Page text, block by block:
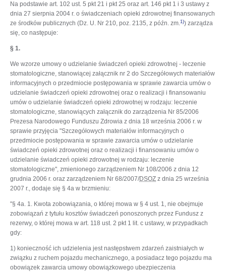
Na podstawie art. 102 ust. 5 pkt 21 i pkt 25 oraz art. 146 pkt 1 i 3 ustawy z
dnia 27 sierpnia 2004 r. o świadczeniach opieki zdrowotnej finansowanych
ze środków publicznych (Dz. U. Nr 210, poz. 2135, z późn. zm.1)) zarządza
się, co następuje:
§ 1.
We wzorze umowy o udzielanie świadczeń opieki zdrowotnej - leczenie
stomatologiczne, stanowiącej załącznik nr 2 do Szczegółowych materiałów
informacyjnych o przedmiocie postępowania w sprawie zawarcia umów o
udzielanie świadczeń opieki zdrowotnej oraz o realizacji i finansowaniu
umów o udzielanie świadczeń opieki zdrowotnej w rodzaju: leczenie
stomatologiczne, stanowiących załącznik do zarządzenia Nr 85/2006
Prezesa Narodowego Funduszu Zdrowia z dnia 18 września 2006 r. w
sprawie przyjęcia "Szczegółowych materiałów informacyjnych o
przedmiocie postępowania w sprawie zawarcia umów o udzielanie
świadczeń opieki zdrowotnej oraz o realizacji i finansowaniu umów o
udzielanie świadczeń opieki zdrowotnej w rodzaju: leczenie
stomatologiczne", zmienionego zarządzeniem Nr 108/2006 z dnia 12
grudnia 2006 r. oraz zarządzeniem Nr 68/2007/DSOZ z dnia 25 września
2007 r., dodaje się § 4a w brzmieniu:
"§ 4a. 1. Kwota zobowiązania, o której mowa w § 4 ust. 1, nie obejmuje
zobowiązań z tytułu kosztów świadczeń ponoszonych przez Fundusz z
rezerwy, o której mowa w art. 118 ust. 2 pkt 1 lit. c ustawy, w przypadkach
gdy:
1) konieczność ich udzielenia jest następstwem zdarzeń zaistniałych w
związku z ruchem pojazdu mechanicznego, a posiadacz tego pojazdu ma
obowiązek zawarcia umowy obowiązkowego ubezpieczenia